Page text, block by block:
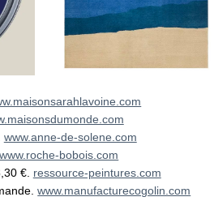
www.anne-de-solene.com
www.roche-bobois.com
€. ressource-peintures.com
www.manufacturecogolin.com